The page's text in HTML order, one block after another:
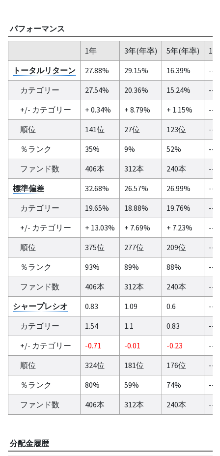
パフォーマンス
1年 3年(年率) 5年(年率)
10
トータルリターン
27.88% 29.15% 16.39%
--
カテゴリー
27.54% 20.36% 15.24%
--
+/- カテゴリー
+ 0.34% + 8.79% + 1.15%
--
順位
141位 27位 123位
--
％ランク
35% 9% 52%
--
ファンド数
406本 312本 240本
--
標準偏差
32.68% 26.57% 26.99%
--
カテゴリー
19.65% 18.88% 19.76%
--
+/- カテゴリー
+ 13.03% + 7.69% + 7.23%
--
順位
375位 277位 209位
--
％ランク
93% 89% 88%
--
ファンド数
406本 312本 240本
--
シャープレシオ
0.83 1.09 0.6
--
カテゴリー
1.54 1.1 0.83
--
+/- カテゴリー
-0.71 -0.01 -0.23
--
順位
324位 181位 176位
--
％ランク
80% 59% 74%
--
ファンド数
406本 312本 240本 --
分配金履歴